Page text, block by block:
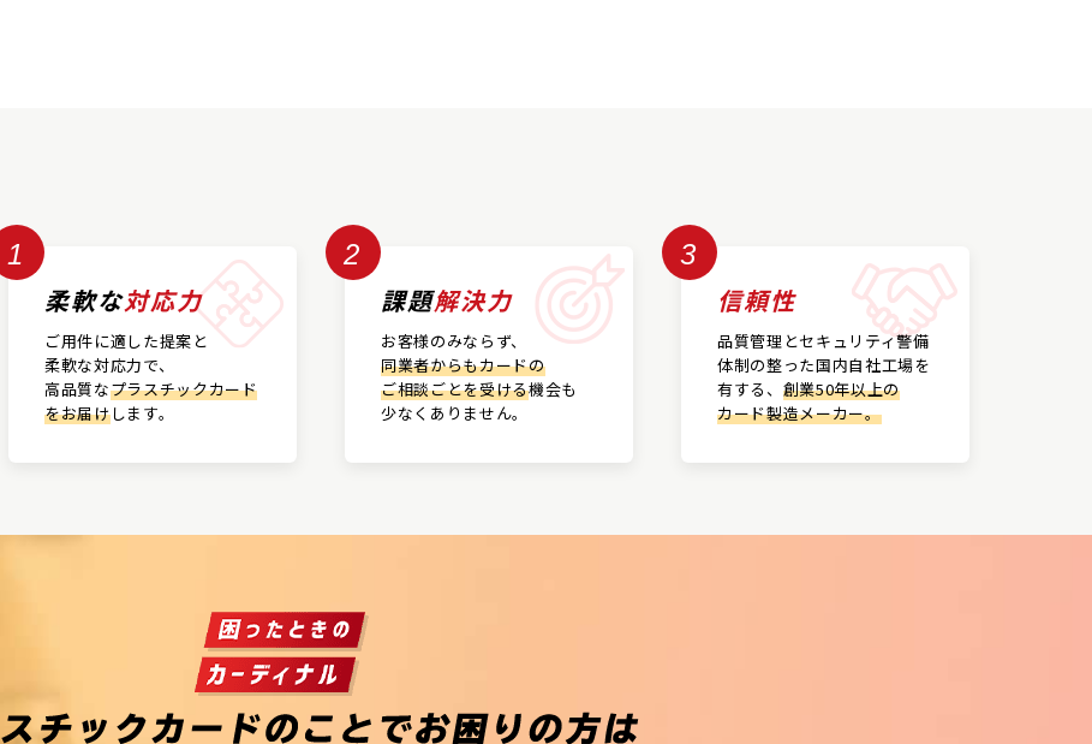
1
柔軟な対応力
ご用件に適した提案と
柔軟な対応力で、
高品質なプラスチックカード
をお届けします。
2
課題解決力
お客様のみならず、
同業者からもカードの
ご相談ごとを受ける機会も
少なくありません。
3
信頼性
品質管理とセキュリティ警備
体制の整った国内自社工場を
有する、 創業50年以上の
カード製造メーカー。